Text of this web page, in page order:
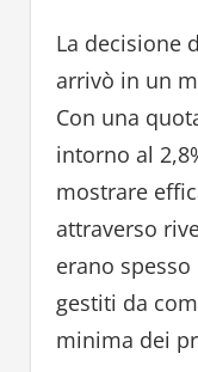
La decisione
arrivò in un
Con una
intorno al
mostrare
attraverso
erano
gestiti da
minima dei